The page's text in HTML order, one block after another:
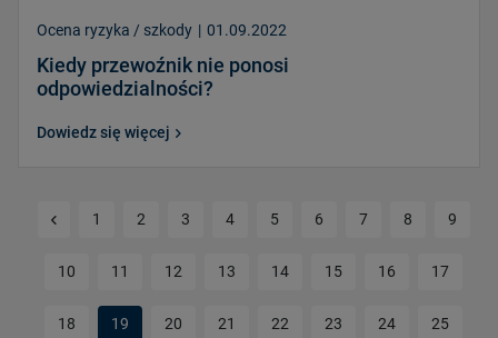
Ocena ryzyka / szkody | 01.09.2022
Kiedy przewoźnik nie ponosi
odpowiedzialności?
Dowiedz się więcej
Poprzednia strona
1 2 3 4 5 6 7 8 9
10 11 12 13 14 15 16 17
18 19 20 21 22 23 24 25